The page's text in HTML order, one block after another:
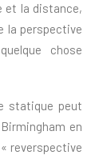
et la distance,
la perspective
chose
statique peut
en
reverspective